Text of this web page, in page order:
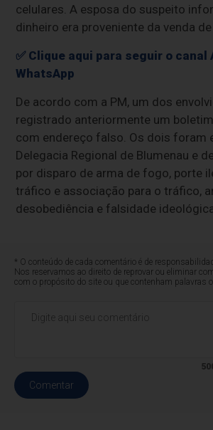
celulares. A esposa do suspeito
dinheiro era proveniente da venda
✅ Clique aqui para seguir o
WhatsApp
De acordo com a PM, um dos
registrado anteriormente um
com endereço falso. Os dois foram
Delegacia Regional de Blumenau e
por disparo de arma de fogo, porte
tráfico e associação para o tráfico,
desobediência e falsidade
* O conteúdo de cada comentário é de
Nos reservamos ao direito de reprovar ou eliminar
com o propósito do site ou que contenham palavras
Comentar